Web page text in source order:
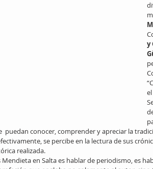
y
puedan conocer, comprender y apreciar la
se percibe en la lectura de sus
realizada.
Mendieta en Salta es hablar de periodismo, es